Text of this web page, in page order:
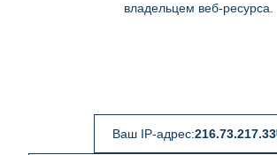
владельцем веб-ресурса.
Ваш IP-адрес:216.73.217.33